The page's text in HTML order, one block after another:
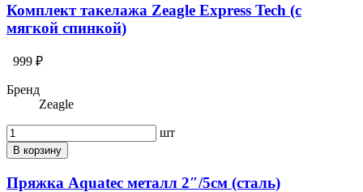
Комплект такелажа Zeagle Express Tech (с
мягкой спинкой)
999 ₽
Бренд
Zeagle
шт
В корзину
Пряжка Aquatec металл 2″/5см (сталь)